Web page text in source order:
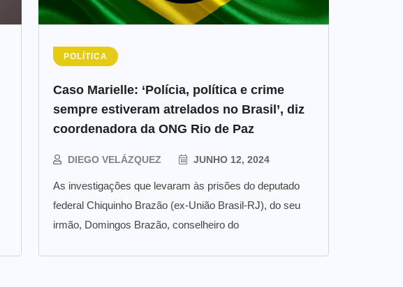
POLÍTICA
Caso Marielle: ‘Polícia, política e crime
sempre estiveram atrelados no Brasil’, diz
coordenadora da ONG Rio de Paz
DIEGO VELÁZQUEZ JUNHO 12, 2024
As investigações que levaram às prisões do deputado
federal Chiquinho Brazão (ex-União Brasil-RJ), do seu
irmão, Domingos Brazão, conselheiro do